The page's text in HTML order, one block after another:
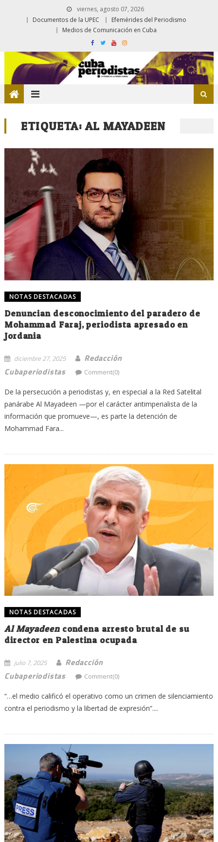
viernes, agosto 07, 2026
Documentos de la UPEC
Efemérides del Periodismo
Medios de Comunicación en Cuba
ETIQUETA:AL MAYADEEN
NOTAS DESTACADAS
Denuncian desconocimiento del paradero de
Mohammad Faraj, periodista apresado en
Jordania
diciembre 27, 2025
Redacción
Cubaperiodistas
Comment(0)
De la persecución a periodistas y, en especial a la Red Satelital
panárabe Al Mayadeen —por el carácter antimperialista de la
información que promueve—, es parte la detención de
Mohammad Fara...
NOTAS DESTACADAS
Al Mayadeencondena arresto brutal de su
director en Palestina ocupada
julio 7, 2025
Redacción
Cubaperiodistas
Comment(0)
“…el medio calificó el operativo como un crimen de silenciamiento
contra el periodismo y la libertad de expresión”....